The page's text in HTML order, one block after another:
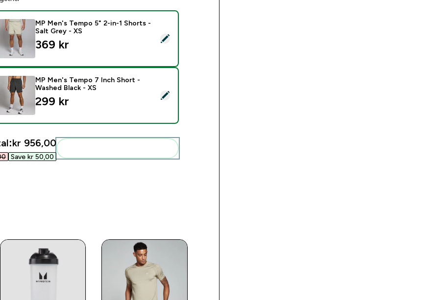
this product - MP Men's Tempo 5" 2-in-1 Shorts - Salt Grey - XS
MP Men's Tempo 5" 2-in-1 Shorts -
Salt Grey - XS
369 kr‎
this product - MP Men's Tempo 7 Inch Short - Washed Black - XS
MP Men's Tempo 7 Inch Short -
Washed Black - XS
299 kr‎
kr 956,00‎
Save kr 50,00‎